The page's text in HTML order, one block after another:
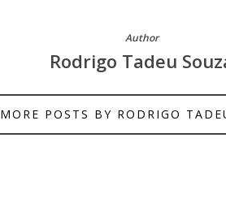
Author
Rodrigo Tadeu
MORE POSTS BY RODRIGO